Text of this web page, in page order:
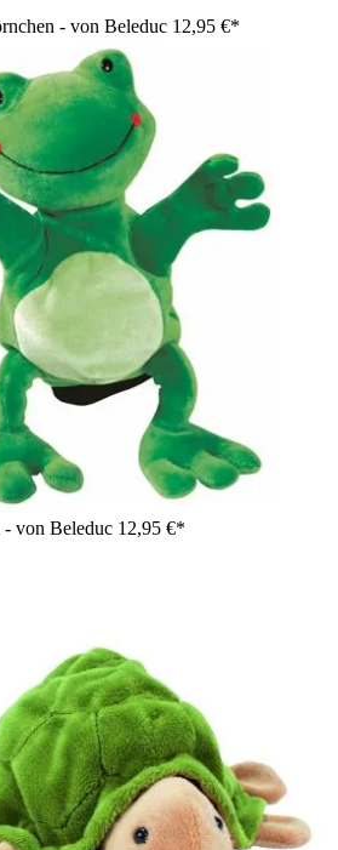
mit cremefarbenem Lockenfell und
- von Beleduc 12,95 €*
- von Beleduc 12,95 €*